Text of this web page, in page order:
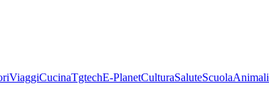
ViaggiCucinaTgtechE-PlanetCulturaSaluteScuolaAnimali